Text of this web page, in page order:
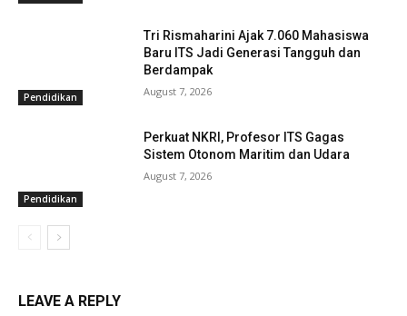
Pendidikan
Tri Rismaharini Ajak 7.060 Mahasiswa
Baru ITS Jadi Generasi Tangguh dan
Berdampak
August 7, 2026
Pendidikan
Perkuat NKRI, Profesor ITS Gagas
Sistem Otonom Maritim dan Udara
August 7, 2026
LEAVE A REPLY